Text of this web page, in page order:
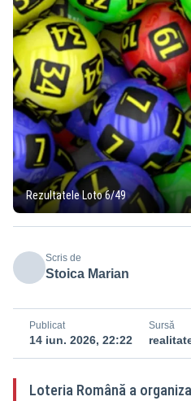
Rezultatele Loto 6/49
Scris de
Stoica Marian
Publicat
14 iun. 2026, 22:22
Sursă
Loteria Română a